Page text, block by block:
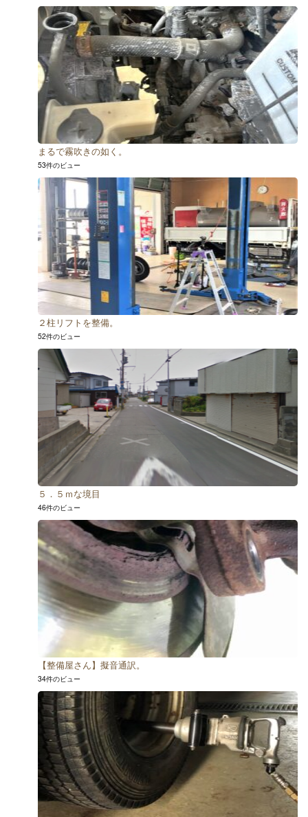
まるで霧吹きの如く。
53件のビュー
２柱リフトを整備。
52件のビュー
５．５ｍな境目
46件のビュー
【整備屋さん】擬音通訳。
34件のビュー